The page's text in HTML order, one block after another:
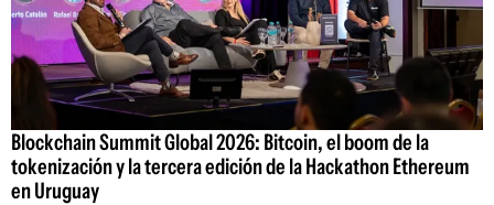
Blockchain Summit Global 2026: Bitcoin, el boom de la
tokenización y la tercera edición de la Hackathon Ethereum
en Uruguay